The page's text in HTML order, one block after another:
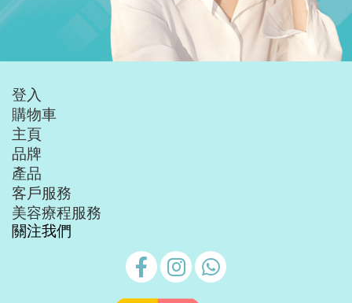
登入
購物車
主頁
品牌
產品
客戶服務
美容療程服務
關注我們